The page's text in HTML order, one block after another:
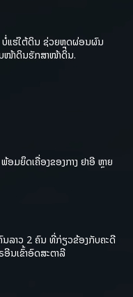
ບໍ່ແຮ່ໃຕ້ດິນ ຊ່ວຍຫຼຸດຜ່ອນຜົນ
ໜ້າດິນຮັກສາໜ້າດິນ.
ອມຍຶດເຄື່ອງຂອງກາງ ຢາອີ ຫຼາຍ
ນລາວ 2 ຄົນ ທີ່ກ່ຽວຂ້ອງກັບຄະດີ
ອີນເຂົ້າອົດສະຕາລີ